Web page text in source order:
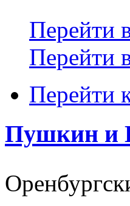
Перейти
Перейти
Перейти
Пушкин и